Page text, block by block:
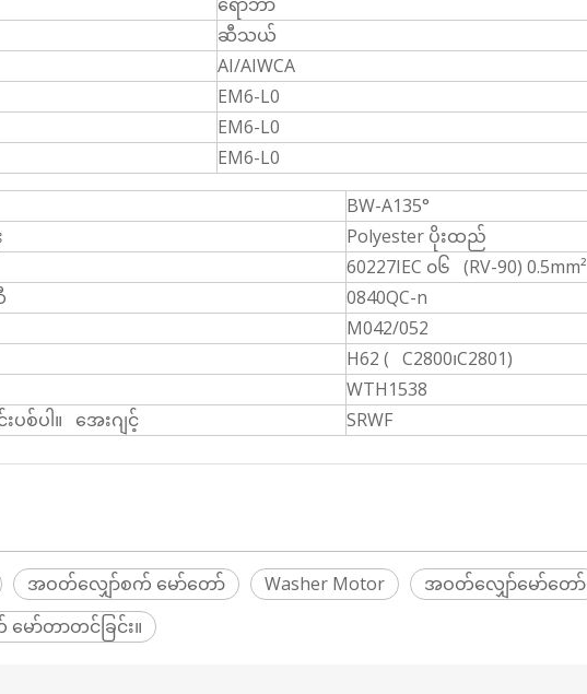
ဆီသယ်
AI/AIWCA
EM6-L0
EM6-L0
EM6-L0
BW-A135°
Polyester ပိုးထည်
60227IEC ၀၆ (RV-90) 0.5mm²
0840QC-n
M042/052
H62 ( C2800၊C2801)
WTH1538
စ်ပါ။ အေးဂျင့်
SRWF
အဝတ်လျှော်စက် မော်တော် Washer Motor
အဝတ်လျှော်မော်တော်
ာ်တာတင်ခြင်း။